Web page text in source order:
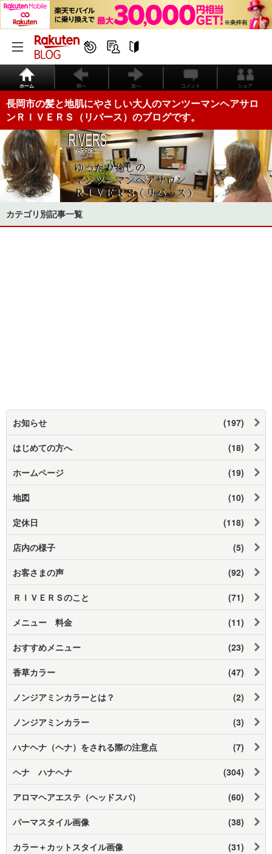
ホーム 前へ 次へ コメント シェア
長岡市の髪と地肌にやさしい大人のマンツーマンヘアサロ
ンＲＩＶＥＲＳ（リバース）のブログです。
カテゴリ別記事一覧
お知らせ (197)
はじめての方へ (18)
ホームページ (19)
地図 (10)
定休日 (118)
店内の様子 (5)
お客さまの声 (92)
ＲＩＶＥＲＳのこと (71)
メニュー 料金 (11)
おすすめメニュー (23)
香草カラー (47)
ノンジアミンカラーとは？ (2)
ノンジアミンカラー (3)
ハナヘナ（ヘナ）をされる際の注意点 (7)
ヘナ ハナヘナ (304)
アロマヘアエステ（ヘッドスパ） (60)
パーマスタイル画像 (38)
カラー＋カットスタイル画像 (31)